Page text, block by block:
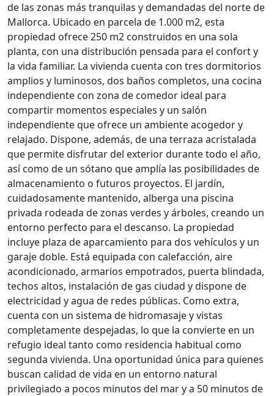
de las zonas más tranquilas y demandadas del norte de
Mallorca. Ubicado en parcela de 1.000 m2, esta
propiedad ofrece 250 m2 construidos en una sola
planta, con una distribución pensada para el confort y
la vida familiar. La vivienda cuenta con tres dormitorios
amplios y luminosos, dos baños completos, una cocina
independiente con zona de comedor ideal para
compartir momentos especiales y un salón
independiente que ofrece un ambiente acogedor y
relajado. Dispone, además, de una terraza acristalada
que permite disfrutar del exterior durante todo el año,
así como de un sótano que amplía las posibilidades de
almacenamiento o futuros proyectos. El jardín,
cuidadosamente mantenido, alberga una piscina
privada rodeada de zonas verdes y árboles, creando un
entorno perfecto para el descanso. La propiedad
incluye plaza de aparcamiento para dos vehículos y un
garaje doble. Está equipada con calefacción, aire
acondicionado, armarios empotrados, puerta blindada,
techos altos, instalación de gas ciudad y dispone de
electricidad y agua de redes públicas. Como extra,
cuenta con un sistema de hidromasaje y vistas
completamente despejadas, lo que la convierte en un
refugio ideal tanto como residencia habitual como
segunda vivienda. Una oportunidad única para quienes
buscan calidad de vida en un entorno natural
privilegiado a pocos minutos del mar y a 50 minutos de